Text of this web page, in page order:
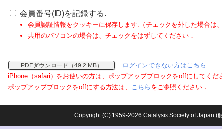
会員番号(ID)を記録する.
会員認証情報をクッキーに保存します.（チェックを外した場合は
共用のパソコンの場合は、チェックをはずしてください．
PDFダウンロード（49.2 MB）
ログインできない方はこちら
iPhone（safari）をお使いの方は、ポップアップブロックをoffにしてくだ
ポップアップブロックをoffにする方法は、 こちら をご参照ください．
Copyright (C) 1959-2026 Catalysis Society of Japan (